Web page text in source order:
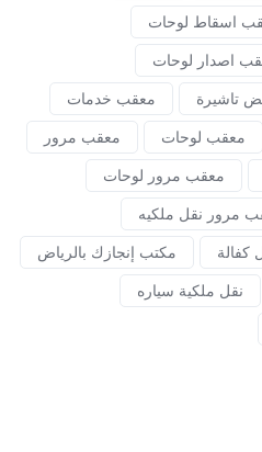
اسقاط لوحات
اصدار لوحات
تاشيرة
معقب خدمات
معقب لوحات
معقب مرور
معقب مرور لوحات
مرور نقل ملكيه
كفالة
مكتب إنجازك بالرياض
نقل ملكية سياره